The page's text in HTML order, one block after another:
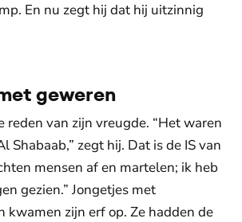
En nu zegt hij dat hij uitzinnig
geweren
reden van zijn vreugde. “Het waren
Shabaab,” zegt hij. Dat is de IS van
mensen af en martelen; ik heb
gezien.” Jongetjes met
kwamen zijn erf op. Ze hadden de